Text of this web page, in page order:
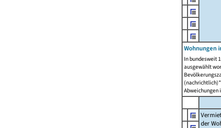
Wohnungen
In bundesweit
ausgewählt
Abweichungen
der